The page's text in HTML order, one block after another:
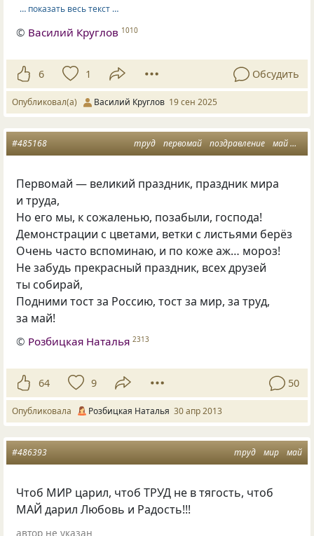
… показать весь текст …
© Василий Круглов 1010
6 1 Обсудить
Опубликовал(а) Василий Круглов 19 сен 2025
труд первомай поздравление май
#485168
Первомай — великий праздник, праздник мира
и труда,
Но его мы, к сожаленью, позабыли, господа!
Демонстрации с цветами, ветки с листьями берёз
Очень часто вспоминаю, и по коже аж… мороз!
Не забудь прекрасный праздник, всех друзей
ты собирай,
Подними тост за Россию, тост за мир, за труд,
за май!
© Розбицкая Наталья 2313
64 9 50
Опубликовала Розбицкая Наталья 30 апр 2013
труд мир май
#486393
Чтоб МИР царил, чтоб ТРУД не в тягость, чтоб
МАЙ дарил Любовь и Радость!!!
автор не указан